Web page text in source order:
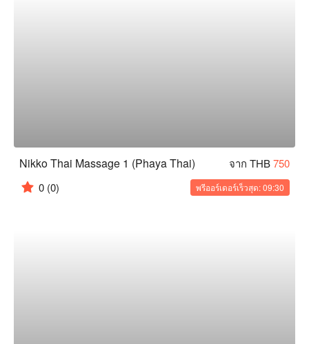
Nikko Thai Massage 1 (Phaya Thai) จาก THB750
0 (0) พรีออร์เดอร์เร็วสุด: 09:30